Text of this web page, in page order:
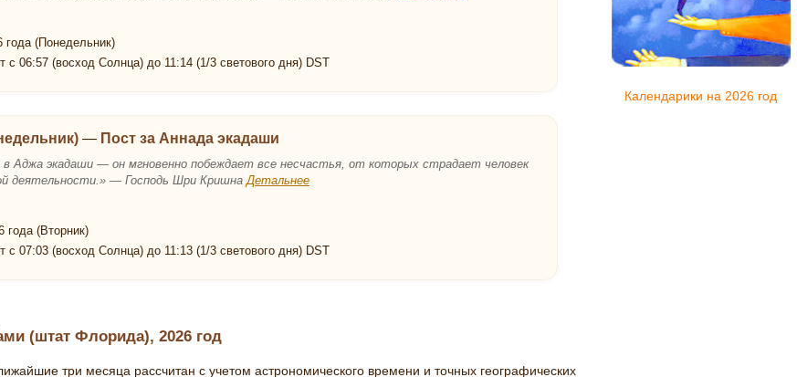
года (Понедельник)
с 06:57 (восход Солнца) до 11:14 (1/3 светового дня) DST
— Пост за Аннада экадаши
в Аджа экадаши — он мгновенно побеждает все несчастья, от которых страдает человек
деятельности.» — Господь Шри КришнаДетальнее
года (Вторник)
с 07:03 (восход Солнца) до 11:13 (1/3 светового дня) DST
(штат Флорида), 2026 год
три месяца рассчитан с учетом астрономического времени и точных географических
Календарики на 2026 год